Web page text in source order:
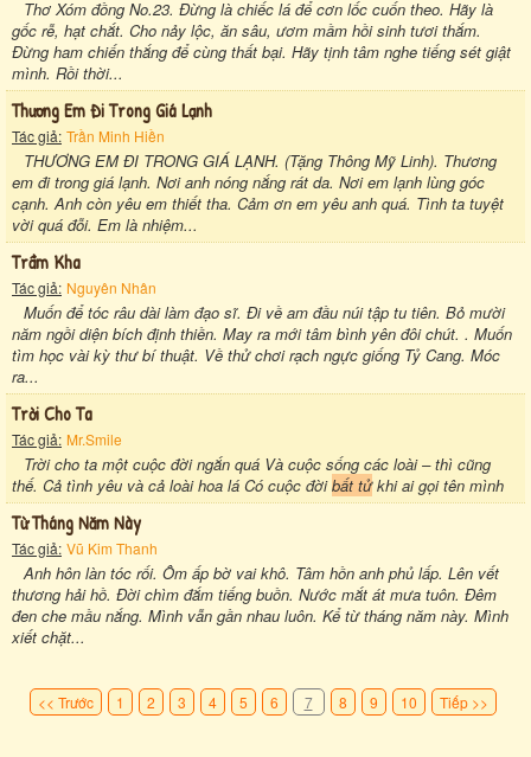
Thơ Xóm đồng No.23. Đừng là chiếc lá để cơn lốc cuốn theo. Hãy là
gốc rễ, hạt chắt. Cho nảy lộc, ăn sâu, ươm mầm hồi sinh tươi thắm.
Đừng ham chiến thắng để cùng thất bại. Hãy tịnh tâm nghe tiếng sét giật
mình. Rồi thời...
Thương Em Đi Trong Giá Lạnh
Tác giả: Trần Minh Hiền
THƯƠNG EM ĐI TRONG GIÁ LẠNH. (Tặng Thông Mỹ Linh). Thương
em đi trong giá lạnh. Nơi anh nóng nắng rát da. Nơi em lạnh lùng góc
cạnh. Anh còn yêu em thiết tha. Cảm ơn em yêu anh quá. Tình ta tuyệt
vời quá đỗi. Em là nhiệm...
Trầm Kha
Tác giả: Nguyên Nhân
Muốn để tóc râu dài làm đạo sĩ. Đi về am đầu núi tập tu tiên. Bỏ mười
năm ngồi diện bích định thiền. May ra mới tâm bình yên đôi chút. . Muốn
tìm học vài kỳ thư bí thuật. Về thử chơi rạch ngực giống Tỷ Cang. Móc
ra...
Trời Cho Ta
Tác giả: Mr.Smile
Trời cho ta một cuộc đời ngắn quá Và cuộc sống các loài – thì cũng
thế. Cả tình yêu và cả loài hoa lá Có cuộc đờibất tửkhi ai gọi tên mình
Từ Tháng Năm Này
Tác giả: Vũ Kim Thanh
Anh hôn làn tóc rối. Ôm ấp bờ vai khô. Tâm hồn anh phủ lấp. Lên vết
thương hải hồ. Ðời chìm đắm tiếng buồn. Nước mắt át mưa tuôn. Ðêm
đen che mầu nắng. Mình vẫn gần nhau luôn. Kể từ tháng năm này. Mình
xiết chặt...
<< Trước 1 2 3 4 5 6 7 8 9 10 Tiếp >>